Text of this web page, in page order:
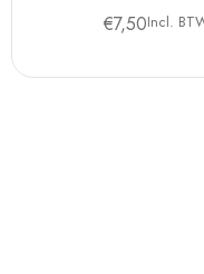
€7,50Incl.